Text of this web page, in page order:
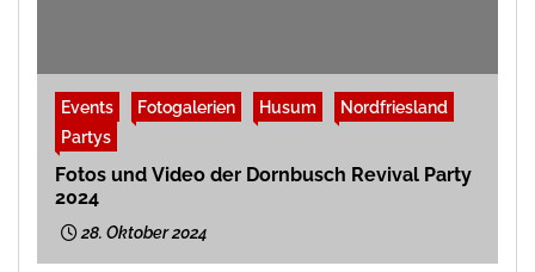
Events Fotogalerien Husum
Nordfriesland
Partys
Fotos und Video der Dornbusch Revival Party
2024
28. Oktober 2024